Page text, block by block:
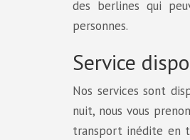
des berlines qui
personnes.
Service
Nos services sont
nuit, nous vous
transport inédite en